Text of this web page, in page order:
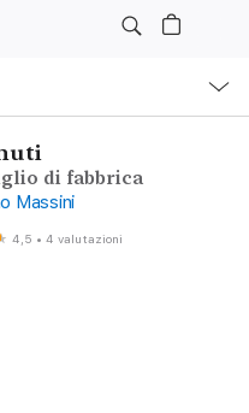
di fabbrica
Massini
4,5 •4 valutazioni